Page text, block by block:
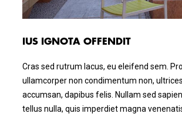
IUS IGNOTA OFFENDIT
Cras sed rutrum lacus, eu eleifend sem.
ullamcorper non condimentum non,
accumsan, dapibus felis. Nullam sed
tellus nulla, quis imperdiet magna